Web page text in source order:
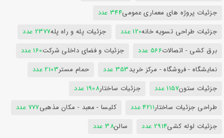
جزئیات پروژه های معماری عمومی344 عدد
جزئیات طراحی تسویه خانه120 عدد جزئیات پله و راه پله2377 عدد
برق کشی - اتصالات566 عدد جزئیات و فضای داخلی شرکت160 عدد
نمایشگاه - فروشگاه - مرکز خرید353 عدد حمام مستر2103 عدد
جزئیات ستون1157 عدد جزئیات ساختار1908 عدد
طراحی جزئیات ساختار4211 عدد کلیسا - معبد - مکان مذهبی777 عدد
جزئیات لوله کشی2914 عدد سالن38 عدد